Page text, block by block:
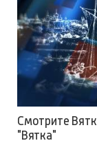
Смотрите
"Вятка"